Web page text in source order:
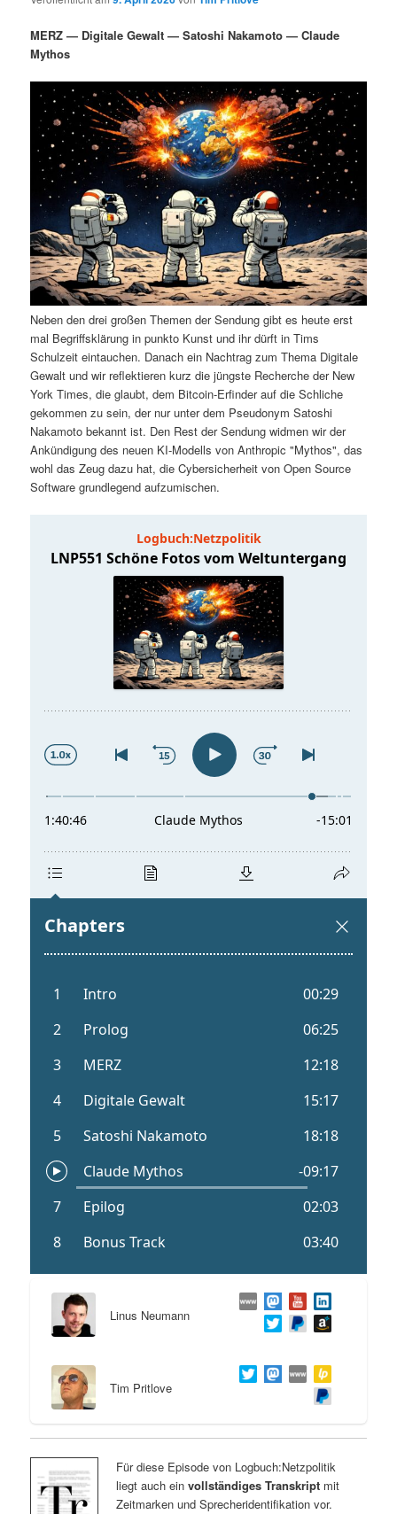
m
r
n
I
n
h
a
l
t
s
p
n
u
d
r
e
n
I
n
h
a
l
t
g
e
n
n
a
MERZ — Digitale Gewalt — Satoshi Nakamoto — Claude
Mythos
Neben den drei großen Themen der Sendung gibt es heute erst
mal Begriffsklärung in punkto Kunst und ihr dürft in Tims
Schulzeit eintauchen. Danach ein Nachtrag zum Thema Digitale
Gewalt und wir reflektieren kurz die jüngste Recherche der New
York Times, die glaubt, dem Bitcoin-Erfinder auf die Schliche
gekommen zu sein, der nur unter dem Pseudonym Satoshi
Nakamoto bekannt ist. Den Rest der Sendung widmen wir der
Ankündigung des neuen KI-Modells von Anthropic "Mythos", das
wohl das Zeug dazu hat, die Cybersicherheit von Open Source
Software grundlegend aufzumischen.
Linus Neumann
Tim Pritlove
Für diese Episode von Logbuch:Netzpolitik
liegt auch ein vollständiges Transkriptmit
Zeitmarken und Sprecheridentifikation vor.